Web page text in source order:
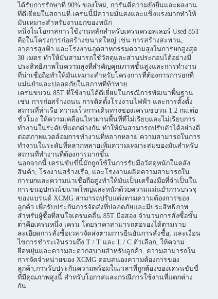
ได้รับการรักษาที่ 90% ของใหม่, การันตีความยั่งยืนและผลงาน
ที่ดีเยี่ยมในสถานที่.เครนนี้มีความมั่นคงและแข็งแรงมากทําให้
มันเหมาะสําหรับงานยกของหนัก
หนึ่งในโอกาสการใช้งานหลักสําหรับเครนครอลเลอร์ Used 85T
คือในโครงการก่อสร้างขนาดใหญ่ เช่น การสร้างสะพาน,
อาคารสูงฟ้า และโรงงานอุตสาหกรรมความสูงในการยกสูงสุด
30 เมตร ทําให้มันสามารถใช้วัสดุและส่วนประกอบได้อย่างมี
ประสิทธิภาพในความสูงที่สําคัญคุณภาพชั้นสูงและการทํางาน
ที่น่าเชื่อถือทําให้มันเหมาะสําหรับโครงการที่ต้องการการยกที่
แม่นยําและปลอดภัยในสภาพที่ท้าทาย
เครนขบวน 85T ที่ใช้งานได้ดีเยี่ยมในกรณีการพัฒนาพื้นฐาน
เช่น การก่อสร้างถนน การติดตั้งโรงงานไฟฟ้า และการตั้งตั้ง
สถานที่ท่าเรือ ความเร็วการเดินทางของเครนขบวน 1.2 กม.ต่อ
ชั่วโมง ให้ความเคลื่อนไหวผ่านพื้นที่ที่ไม่เรียบและไม่เรียบการ
ทํางานในระดับที่แตกต่างกัน ทําให้มันสามารถปรับตัวได้อย่างดี
ต่อสภาพแวดล้อมการทํางานที่หลากหลาย ความสามารถในการ
ทํางานในระดับที่หลากหลายเพิ่มความเหมาะสมของมันสําหรับ
สถานที่ทํางานที่ต้องการมากขึ้น
นอกจากนี้ เครนขับขี่นี้มักถูกใช้ในการรับมือวัสดุหนักในคลัง
สินค้า, โรงงานสร้างเรือ, และโรงงานผลิตความสามารถใน
การยกและความน่าเชื่อถือสูงทําให้มันเป็นเครื่องมือที่จําเป็นใน
การขนอุปกรณ์ขนาดใหญ่และหนักด้วยความแม่นยําการบรรจุ
ของแบรนด์ XCMG สามารถปรับแต่งตามความต้องการของ
ลูกค้า เพื่อรับประกันการจัดส่งที่ปลอดภัยและมีประสิทธิภาพ
สําหรับผู้ซื้อที่สนใจเครนคลื่น 85T มือสอง จํานวนการสั่งซื้อขั้น
ต่ําคือเครนหนึ่ง เครน โดยราคาสามารถต่อรองได้ตามราย
ละเอียดการสั่งซื้อเวลาจัดส่งตามการยืนยันการสั่งซื้อ, และเงื่อน
ไขการชําระเงินรวมถึง T / T และ L / C ตัวเลือก, ให้ความ
ยืดหยุ่นและความสะดวกสบายสําหรับลูกค้า. ความสามารถใน
การจัดจําหน่ายของ XCMG ตอบสนองความต้องการของ
ลูกค้า,การรับประกันความพร้อมในเวลาที่ถูกต้องของเครนขับขี่
ที่มีคุณภาพสูงนี้ สําหรับโอกาสและกรณีการใช้งานที่แตกต่าง
กัน.